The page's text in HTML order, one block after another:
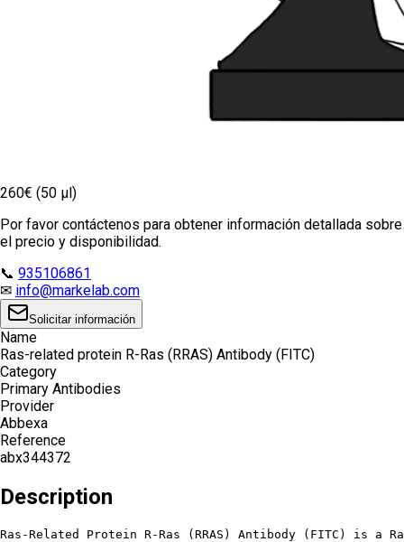
260€ (50 µl)
Por favor contáctenos para obtener información detallada sobre
el precio y disponibilidad.
📞 935106861
✉ info@markelab.com
Solicitar información
Name
Ras-related protein R-Ras (RRAS) Antibody (FITC)
Category
Primary Antibodies
Provider
Abbexa
Reference
abx344372
Description
Ras-Related Protein R-Ras (RRAS) Antibody (FITC) is a